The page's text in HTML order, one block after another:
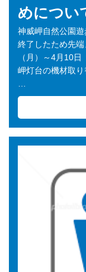
めについ
神威岬自然公園
終了したため先
（月）～4月10
岬灯台の機材取